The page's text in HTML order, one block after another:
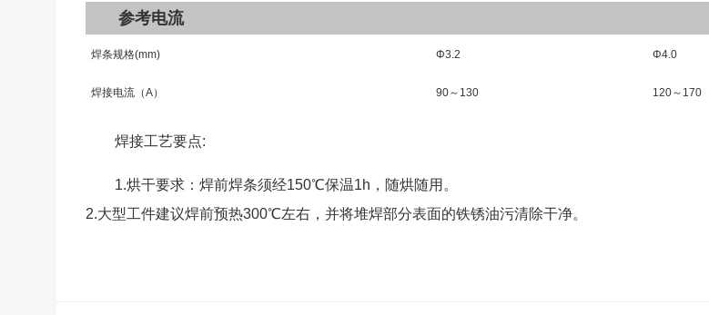
参考电流
焊条规格(mm) Φ3.2 Φ4.0
焊接电流（A） 90～ 130 120～ 170
焊接工艺要点:
1.烘干要求：焊前焊条须经150℃保温1h，随烘随用。
2.大型工件建议焊前预热300℃左右，并将堆焊部分表面的铁锈油污清除干净。